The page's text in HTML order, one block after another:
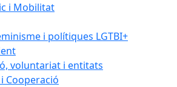
i Mobilitat
i polítiques LGTBI+
voluntariat i entitats
Cooperació